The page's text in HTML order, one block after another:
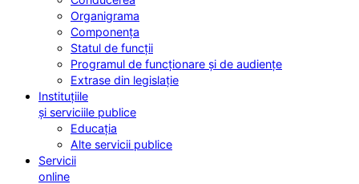
Organigrama
Componența
Statul de funcții
Programul de funcționare și de audiențe
Extrase din legislație
Instituțiile
și serviciile publice
Educația
Alte servicii publice
Servicii
online